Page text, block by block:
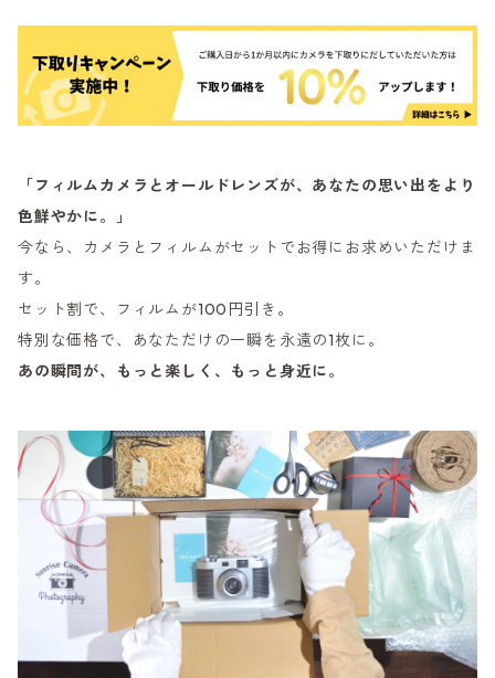
「フィルムカメラとオールドレンズが、あなたの思い出をより
色鮮やかに。」
今なら、カメラとフィルムがセットでお得にお求めいただけま
す。
セット割で、フィルムが100円引き。
特別な価格で、あなただけの一瞬を永遠の1枚に。
あの瞬間が、もっと楽しく、もっと身近に。